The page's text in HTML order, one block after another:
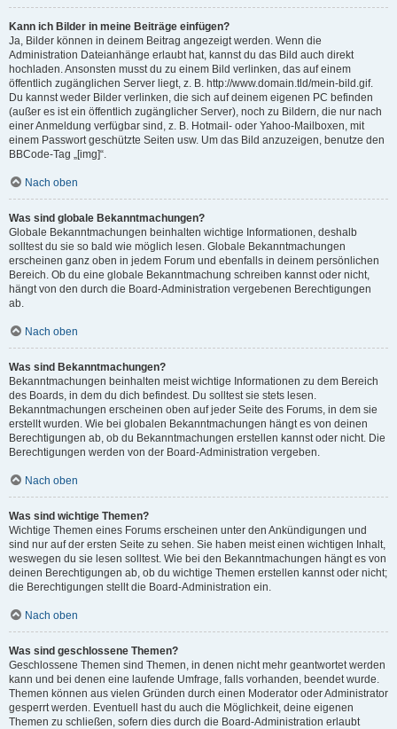
Kann ich Bilder in meine Beiträge einfügen?
Ja, Bilder können in deinem Beitrag angezeigt werden. Wenn die
Administration Dateianhänge erlaubt hat, kannst du das Bild auch direkt
hochladen. Ansonsten musst du zu einem Bild verlinken, das auf einem
öffentlich zugänglichen Server liegt, z. B. http://www.domain.tld/mein-bild.gif.
Du kannst weder Bilder verlinken, die sich auf deinem eigenen PC befinden
(außer es ist ein öffentlich zugänglicher Server), noch zu Bildern, die nur nach
einer Anmeldung verfügbar sind, z. B. Hotmail- oder Yahoo-Mailboxen, mit
einem Passwort geschützte Seiten usw. Um das Bild anzuzeigen, benutze den
BBCode-Tag „[img]“.
Nach oben
Was sind globale Bekanntmachungen?
Globale Bekanntmachungen beinhalten wichtige Informationen, deshalb
solltest du sie so bald wie möglich lesen. Globale Bekanntmachungen
erscheinen ganz oben in jedem Forum und ebenfalls in deinem persönlichen
Bereich. Ob du eine globale Bekanntmachung schreiben kannst oder nicht,
hängt von den durch die Board-Administration vergebenen Berechtigungen
ab.
Nach oben
Was sind Bekanntmachungen?
Bekanntmachungen beinhalten meist wichtige Informationen zu dem Bereich
des Boards, in dem du dich befindest. Du solltest sie stets lesen.
Bekanntmachungen erscheinen oben auf jeder Seite des Forums, in dem sie
erstellt wurden. Wie bei globalen Bekanntmachungen hängt es von deinen
Berechtigungen ab, ob du Bekanntmachungen erstellen kannst oder nicht. Die
Berechtigungen werden von der Board-Administration vergeben.
Nach oben
Was sind wichtige Themen?
Wichtige Themen eines Forums erscheinen unter den Ankündigungen und
sind nur auf der ersten Seite zu sehen. Sie haben meist einen wichtigen Inhalt,
weswegen du sie lesen solltest. Wie bei den Bekanntmachungen hängt es von
deinen Berechtigungen ab, ob du wichtige Themen erstellen kannst oder nicht;
die Berechtigungen stellt die Board-Administration ein.
Nach oben
Was sind geschlossene Themen?
Geschlossene Themen sind Themen, in denen nicht mehr geantwortet werden
kann und bei denen eine laufende Umfrage, falls vorhanden, beendet wurde.
Themen können aus vielen Gründen durch einen Moderator oder Administrator
gesperrt werden. Eventuell hast du auch die Möglichkeit, deine eigenen
Themen zu schließen, sofern dies durch die Board-Administration erlaubt